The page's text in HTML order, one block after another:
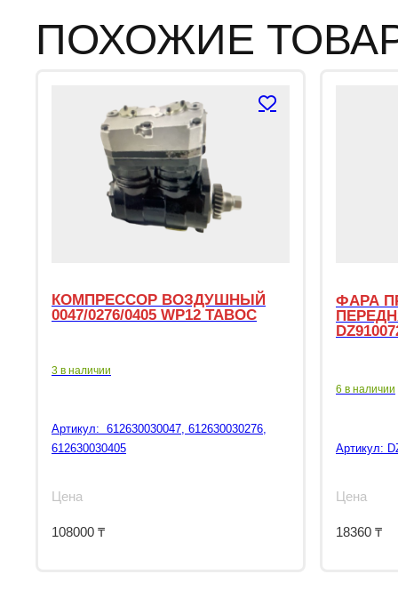
ПОХОЖИЕ
КОМПРЕССОР ВОЗДУШНЫЙ
0047/0276/0405 WP12 TABOC
3 в наличии
Артикул: 612630030047, 612630030276,
612630030405
Цена
108000 ₸
ФАРА
6 в наличии
Артикул:
Цена
18360 ₸